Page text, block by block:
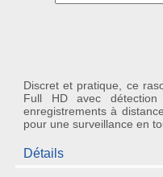
Discret et pratique, ce
Full HD avec détection
enregistrements à
pour une surveillance en
Détails